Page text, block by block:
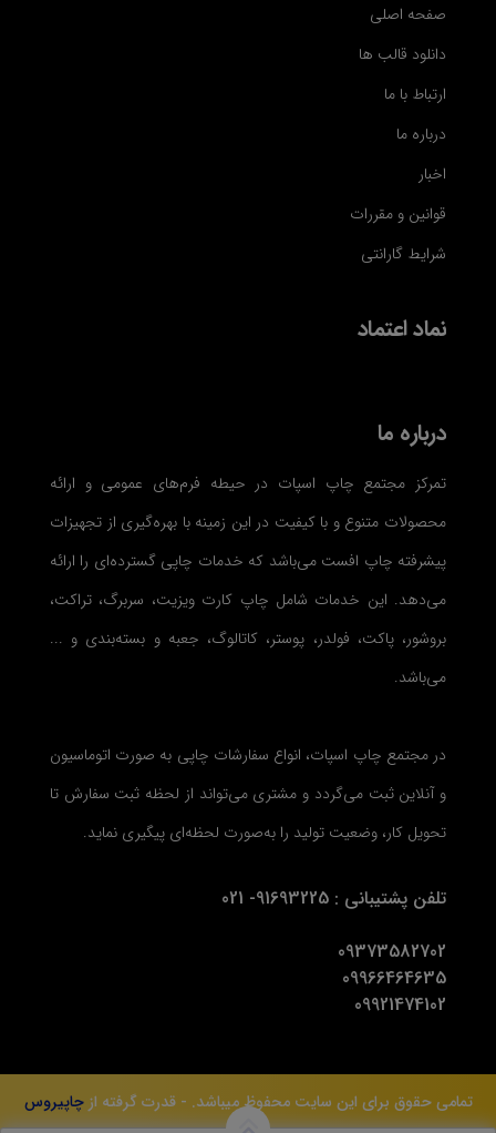
صفحه اصلی
دانلود قالب ها
ارتباط با ما
درباره ما
اخبار
قوانین و مقررات
شرایط گارانتی
نماد اعتماد
درباره ما
تمرکز مجتمع چاپ اسپات در حیطه فرم‌های عمومی و ارائه
محصولات متنوع و با کیفیت در این زمینه با بهره‌گیری از تجهیزات
پیشرفته چاپ افست می‌باشد که خدمات چاپی گسترده‌ای را ارائه
می‌دهد. این خدمات شامل چاپ کارت ویزیت، سربرگ، تراکت،
بروشور، پاکت، فولدر، پوستر، کاتالوگ، جعبه و بسته‌بندی و ...
می‌باشد.
در مجتمع چاپ اسپات، انواع سفارشات چاپی به صورت اتوماسیون
و آنلاین ثبت می‌گردد و مشتری می‌تواند از لحظه ثبت سفارش تا
تحویل کار، وضعیت تولید را به‌صورت لحظه‌ای پیگیری نماید.
تلفن پشتیبانی : 91693225- 021
09373582702
09966464635
09921474102
تمامی حقوق برای این سایت محفوظ میباشد. - قدرت گرفته ازچاپیروس